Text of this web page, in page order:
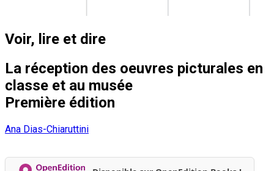
Voir, lire et dire
La réception des oeuvres picturales en
classe et au musée
Première édition
Ana Dias-Chiaruttini